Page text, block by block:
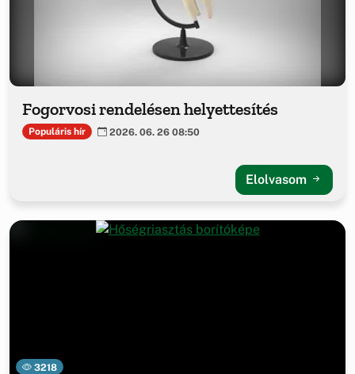
Fogorvosi rendelésen helyettesítés
Populáris hír 2026. 06. 26 08:50
Elolvasom
3218